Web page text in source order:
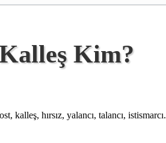
Kim?
kalleş, hırsız, yalancı, talancı, istismarcı.